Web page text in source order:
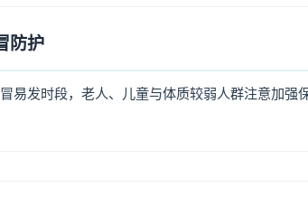
防护
易发时段，老人、儿童与体质较弱人群注意加